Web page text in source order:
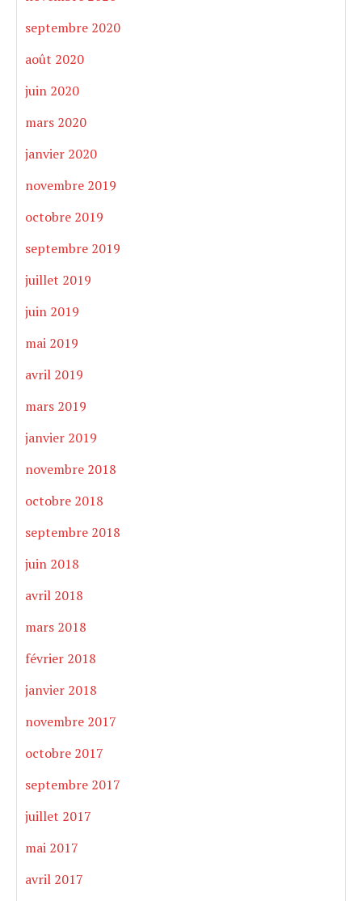
septembre 2020
août 2020
juin 2020
mars 2020
janvier 2020
novembre 2019
octobre 2019
septembre 2019
juillet 2019
juin 2019
mai 2019
avril 2019
mars 2019
janvier 2019
novembre 2018
octobre 2018
septembre 2018
juin 2018
avril 2018
mars 2018
février 2018
janvier 2018
novembre 2017
octobre 2017
septembre 2017
juillet 2017
mai 2017
avril 2017